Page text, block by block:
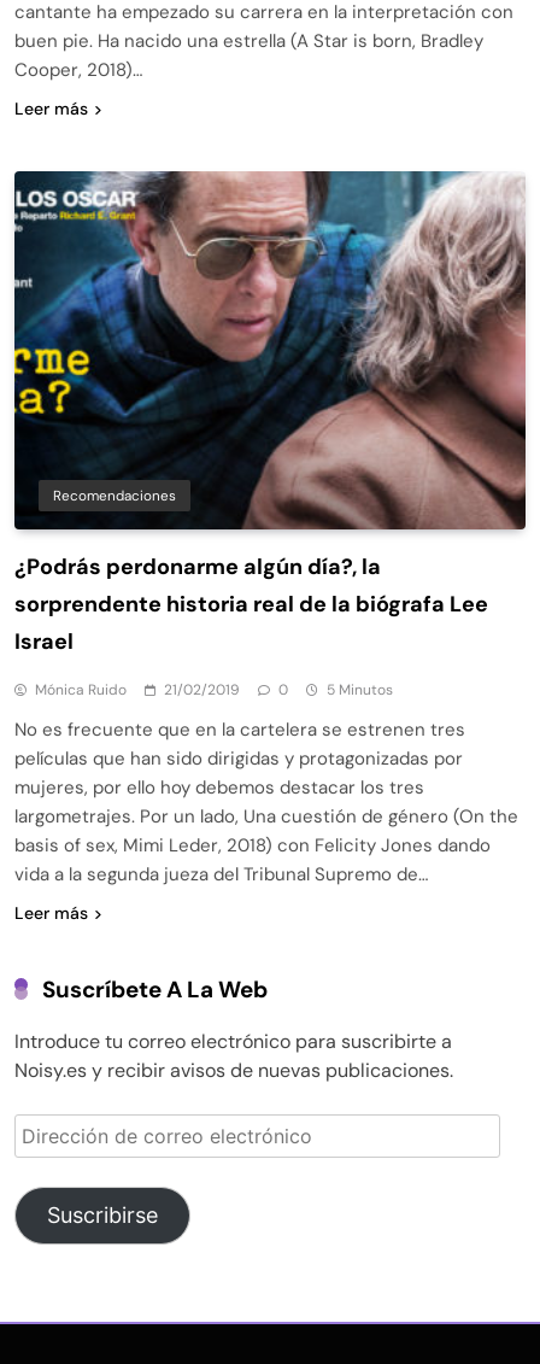
cantante ha empezado su carrera en la interpretación con
buen pie. Ha nacido una estrella (A Star is born, Bradley
Cooper, 2018)…
Leer más
Recomendaciones
¿Podrás perdonarme algún día?, la
sorprendente historia real de la biógrafa Lee
Israel
Mónica Ruido 21/02/2019 0 5 Minutos
No es frecuente que en la cartelera se estrenen tres
películas que han sido dirigidas y protagonizadas por
mujeres, por ello hoy debemos destacar los tres
largometrajes. Por un lado, Una cuestión de género (On the
basis of sex, Mimi Leder, 2018) con Felicity Jones dando
vida a la segunda jueza del Tribunal Supremo de…
Leer más
Suscríbete A La Web
Introduce tu correo electrónico para suscribirte a
Noisy.es y recibir avisos de nuevas publicaciones.
Dirección
de
correo
electrónico
Suscribirse